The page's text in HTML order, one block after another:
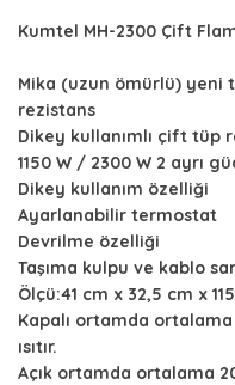
Kumtel MH-2300 Çift
Mika (uzun ömürlü) yeni
rezistans
Dikey kullanımlı çift tüp
1150 W / 2300 W 2 ayrı
Dikey kullanım özelliği
Ayarlanabilir termostat
Devrilme özelliği
Taşıma kulpu ve kablo
Ölçü:41 cm x 32,5 cm x
Kapalı ortamda ortalama
ısıtır.
Açık ortamda ortalama 20